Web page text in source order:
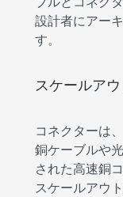
設計者にアー
す。
スケールア
コネクターは、
銅ケーブルや
された高速銅
スケールアウ